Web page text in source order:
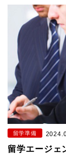
留学準備
留学エージェ